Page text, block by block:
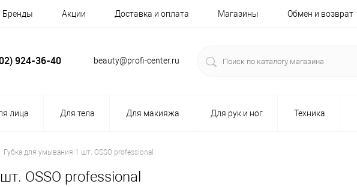
Бренды Акции Доставка и оплата Магазины Обмен и возврат
924-36-40 beauty@profi-center.ru
лица Для тела Для макияжа Для рук и ног Техника
Губка для умывания 1 шт. OSSO professional
OSSO professional